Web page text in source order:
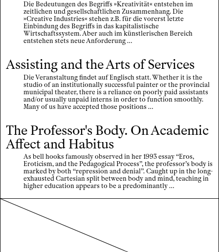
Die Bedeutungen des Begriffs »Kreativität« entstehen im
zeitlichen und gesellschaftlichen Zusammenhang. Die
»Creative Industries« stehen z.B. für die vorerst letzte
Einbindung des Begriffs in das kapitalistische
Wirtschaftssystem. Aber auch im künstlerischen Bereich
entstehen stets neue Anforderung …
Assisting and the Arts of Services
Die Veranstaltung findet auf Englisch statt. Whether it is the
studio of an institutionally successful painter or the provincial
municipal theater, there is a reliance on poorly paid assistants
and/or usually unpaid interns in order to function smoothly.
Many of us have accepted those positions …
The Professor's Body. On Academic
Affect and Habitus
As bell hooks famously observed in her 1993 essay “Eros,
Eroticism, and the Pedagogical Process”, the professor’s body is
marked by both “repression and denial”. Caught up in the long-
exhausted Cartesian split between body and mind, teaching in
higher education appears to be a predominantly …